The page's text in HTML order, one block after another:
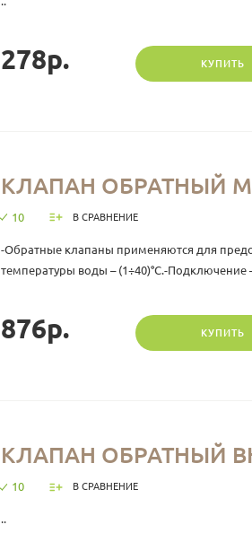
278р. КУПИТЬ
КЛАПАН ОБРАТНЫЙ
10 В СРАВНЕНИЕ
-Обратные клапаны применяются для
температуры воды – (1÷40)°С.-Подключение –
876р. КУПИТЬ
КЛАПАН ОБРАТНЫЙ
10 В СРАВНЕНИЕ
..